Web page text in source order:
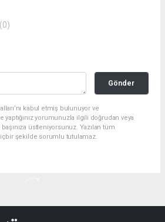
(0)
Gönder
kabul etmiş bulunuyor ve
yorumunuzla ilgili doğrudan veya
üstleniyorsunuz. Yazılan tüm
şekilde sorumlu tutulamaz.